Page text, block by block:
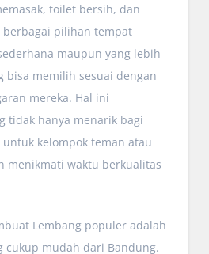
toilet bersih, dan
berbagai pilihan tempat
maupun yang lebih
bisa memilih sesuai dengan
mereka. Hal ini
tidak hanya menarik bagi
kelompok teman atau
menikmati waktu berkualitas
Lembang populer adalah
cukup mudah dari Bandung.